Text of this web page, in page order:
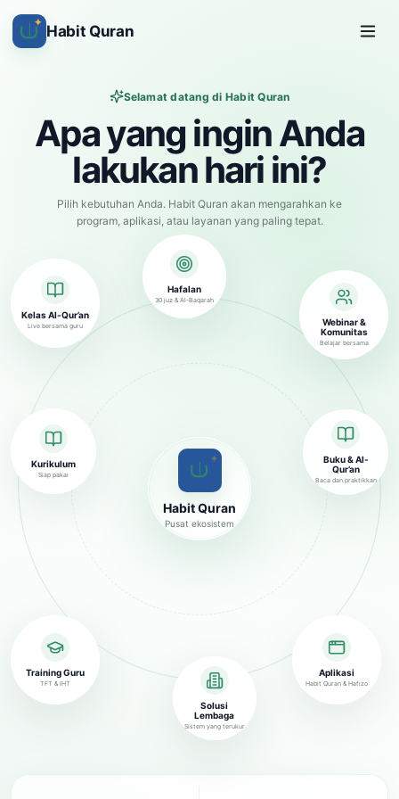
✦ Habit Quran
Selamat datang di Habit Quran
Apa yang ingin Anda
lakukan hari ini?
Pilih kebutuhan Anda. Habit Quran akan mengarahkan ke
program, aplikasi, atau layanan yang paling tepat.
✦
Habit Quran
Pusat ekosistem
Kelas Al-Qur’an
Live bersama guru
Hafalan
30 juz & Al-Baqarah
Buku & Al-
Qur’an
Baca dan praktikkan
Training Guru
TFT & IHT
Solusi
Lembaga
Sistem yang terukur
Kurikulum
Siap pakai
Aplikasi
Habit Quran & Hafizo
Webinar &
Komunitas
Belajar bersama